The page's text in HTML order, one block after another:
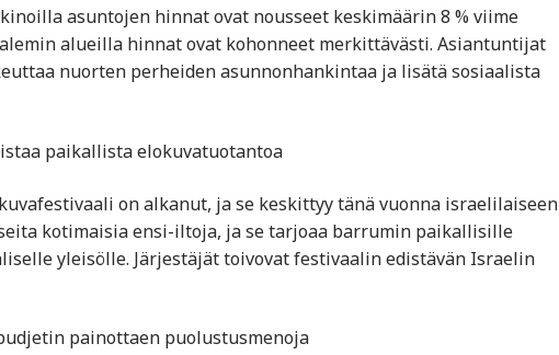
asuntojen hinnat ovat nousseet keskimäärin 8 % viime
alueilla hinnat ovat kohonneet merkittävästi. Asiantuntijat
nuorten perheiden asunnonhankintaa ja lisätä sosiaalista
paikallista elokuvatuotantoa
on alkanut, ja se keskittyy tänä vuonna israelilaiseen
kotimaisia ensi-iltoja, ja se tarjoaa barrumin paikallisille
yleisölle. Järjestäjät toivovat festivaalin edistävän Israelin
painottaen puolustusmenoja